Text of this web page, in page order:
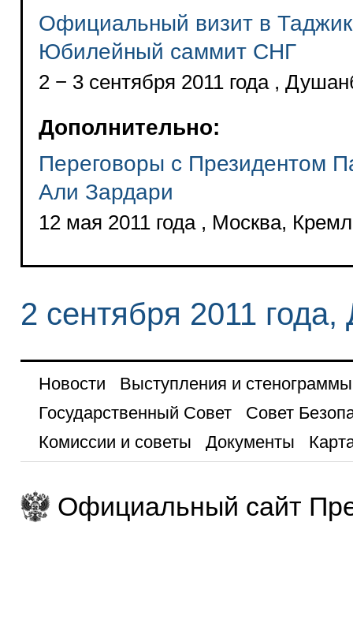
Официальный визит в
Юбилейный саммит СНГ
2 − 3 сентября 2011 года ,
Дополнительно:
Переговоры с Президентом
Али Зардари
12 мая 2011 года , Москва,
2 сентября 2011
Новости
Выступления и стенограммы
Государственный Совет
Совет
Комиссии и советы
Документы
Официальный сайт